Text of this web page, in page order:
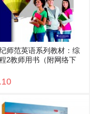
师范英语系列教材：综
2教师用书（附网络下